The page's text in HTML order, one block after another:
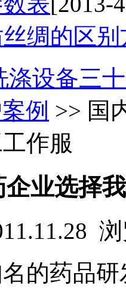
绸的区别
涤设备三
例 >> 国
作服
企业选择
药品研